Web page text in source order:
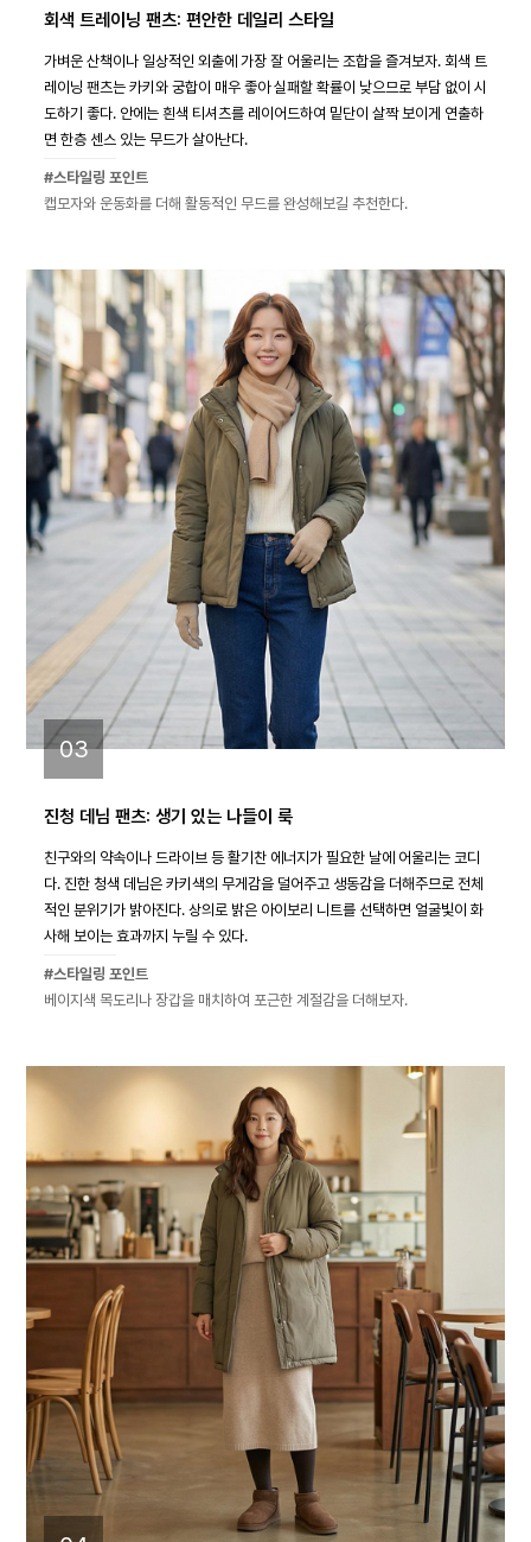
회색 트레이닝 팬츠: 편안한 데일리 스타일
가벼운 산책이나 일상적인 외출에 가장 잘 어울리는 조합을 즐겨보자. 회색 트
레이닝 팬츠는 카키와 궁합이 매우 좋아 실패할 확률이 낮으므로 부담 없이 시
도하기 좋다. 안에는 흰색 티셔츠를 레이어드하여 밑단이 살짝 보이게 연출하
면 한층 센스 있는 무드가 살아난다.
#스타일링 포인트
캡모자와 운동화를 더해 활동적인 무드를 완성해보길 추천한다.
03
진청 데님 팬츠: 생기 있는 나들이 룩
친구와의 약속이나 드라이브 등 활기찬 에너지가 필요한 날에 어울리는 코디
다. 진한 청색 데님은 카키색의 무게감을 덜어주고 생동감을 더해주므로 전체
적인 분위기가 밝아진다. 상의로 밝은 아이보리 니트를 선택하면 얼굴빛이 화
사해 보이는 효과까지 누릴 수 있다.
#스타일링 포인트
베이지색 목도리나 장갑을 매치하여 포근한 계절감을 더해보자.